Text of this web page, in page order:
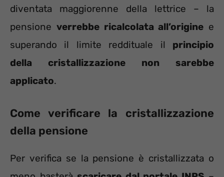
diventata maggiorenne della lettrice – la
pensione verrebbe ricalcolata all’origine e
superando il limite reddituale il principio
della cristallizzazione non sarebbe
applicato.
Come verificare la cristallizzazione
della pensione
Per verifica se la pensione è cristallizzata o